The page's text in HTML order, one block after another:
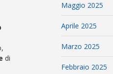
di
Maggio 2025
Aprile 2025
Marzo 2025
Febbraio 2025